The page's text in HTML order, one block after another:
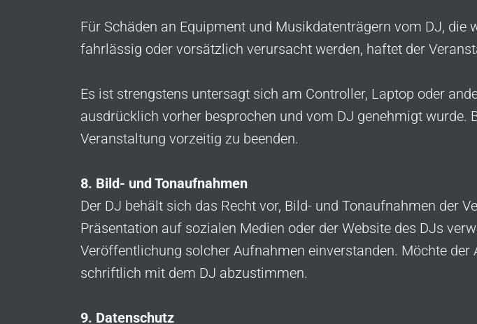
Für Schäden an Equipment und Musikdatenträgern vom DJ,
fahrlässig oder vorsätzlich verursacht werden, haftet der
Es ist strengstens untersagt sich am Controller, Laptop oder
ausdrücklich vorher besprochen und vom DJ genehmigt wurde.
Veranstaltung vorzeitig zu beenden.
8. Bild- und Tonaufnahmen
Der DJ behält sich das Recht vor, Bild- und Tonaufnahmen der
Präsentation auf sozialen Medien oder der Website des DJs
Veröffentlichung solcher Aufnahmen einverstanden. Möchte
schriftlich mit dem DJ abzustimmen.
9. Datenschutz